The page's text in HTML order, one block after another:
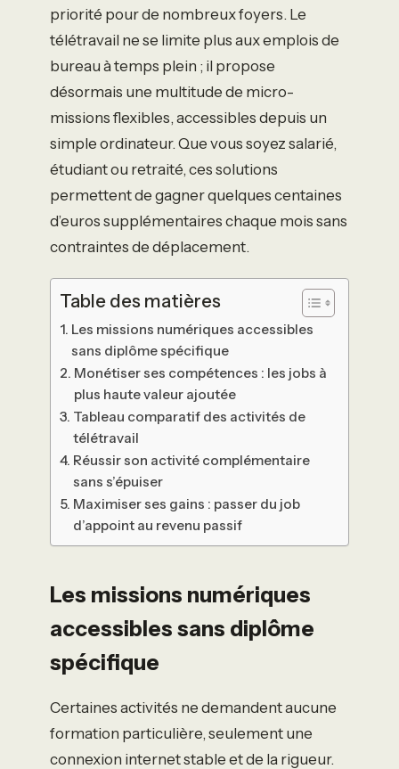
priorité pour de nombreux foyers. Le
télétravail ne se limite plus aux emplois de
bureau à temps plein ; il propose
désormais une multitude de micro-
missions flexibles, accessibles depuis un
simple ordinateur. Que vous soyez salarié,
étudiant ou retraité, ces solutions
permettent de gagner quelques centaines
d’euros supplémentaires chaque mois sans
contraintes de déplacement.
Table des matières
Les missions numériques accessibles
sans diplôme spécifique
Monétiser ses compétences : les jobs à
plus haute valeur ajoutée
Tableau comparatif des activités de
télétravail
Réussir son activité complémentaire
sans s’épuiser
Maximiser ses gains : passer du job
d’appoint au revenu passif
Les missions numériques
accessibles sans diplôme
spécifique
Certaines activités ne demandent aucune
formation particulière, seulement une
connexion internet stable et de la rigueur.